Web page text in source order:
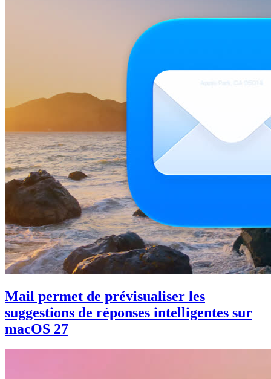
Mail permet de prévisualiser les
suggestions de réponses intelligentes sur
macOS 27